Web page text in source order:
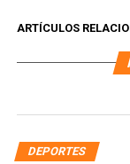
ARTÍCULOS
DEPORTES